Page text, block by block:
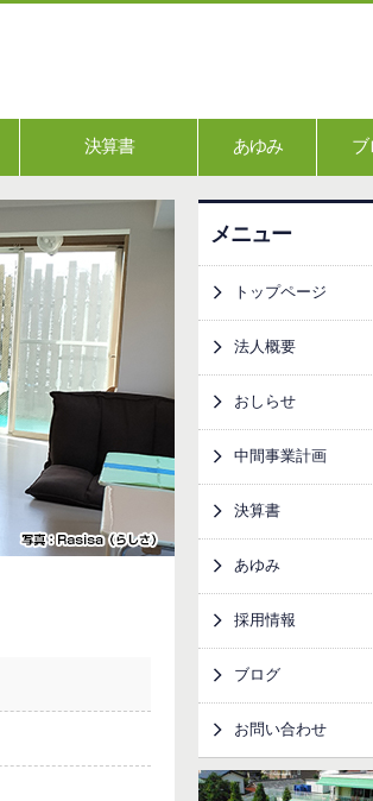
決算書 あゆみ ブ
メニュー
トップページ
法人概要
おしらせ
中間事業計画
決算書
あゆみ
採用情報
ブログ
お問い合わせ